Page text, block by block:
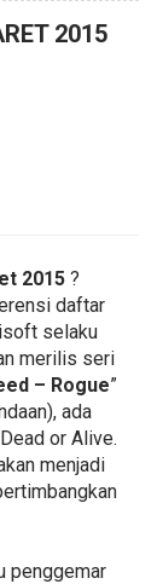
2015
2015 ?
daftar
selaku
merilis seri
– Rogue”
ada
or Alive.
menjadi
penggemar